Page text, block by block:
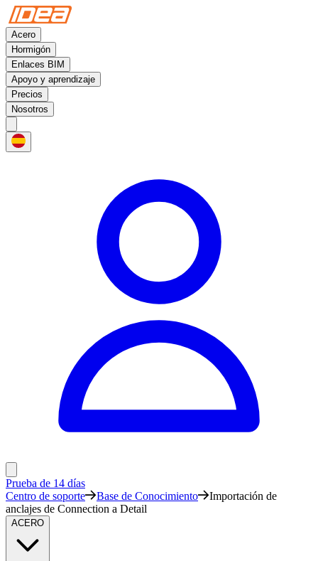
Acero
Hormigón
Enlaces BIM
Apoyo y aprendizaje
Precios
Nosotros
Prueba de 14 días
Centro de soporte
Base de Conocimiento
Importación de
anclajes de Connection a Detail
ACERO